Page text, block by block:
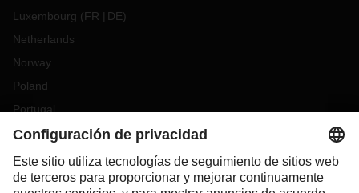
Luxembourg (FR DE)
Netherlands
Norway
Poland
Portugal
Romania
Slovakia
Spain